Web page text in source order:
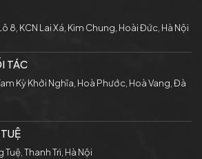
8, KCN Lai Xá, Kim Chung, Hoài Đức, Hà Nội
TÁC
Kỳ Khởi Nghĩa, Hoà Phước, Hoà Vang, Đà
Tuệ, Thanh Trì, Hà Nội